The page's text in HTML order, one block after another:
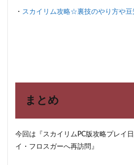
・ スカイリム攻略☆裏技のやり方や豆
まとめ
今回は『スカイリムPC版攻略プレイ
イ・フロスガーへ再訪問』